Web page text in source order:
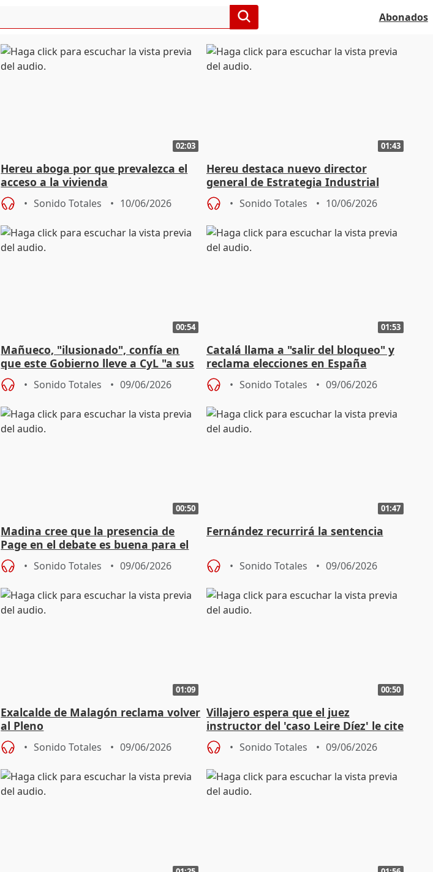
Abonados
02:03
Hereu aboga por que prevalezca el
acceso a la vivienda
Sonido Totales 10/06/2026
01:43
Hereu destaca nuevo director
general de Estrategia Industrial
Sonido Totales 10/06/2026
00:54
Mañueco, "ilusionado", confía en
que este Gobierno lleve a CyL "a sus
más altas cotas"
Sonido Totales 09/06/2026
01:53
Catalá llama a "salir del bloqueo" y
reclama elecciones en España
Sonido Totales 09/06/2026
00:50
Madina cree que la presencia de
Page en el debate es buena para el
socialismo
Sonido Totales 09/06/2026
01:47
Fernández recurrirá la sentencia
Sonido Totales 09/06/2026
01:09
Exalcalde de Malagón reclama volver
al Pleno
Sonido Totales 09/06/2026
00:50
Villajero espera que el juez
instructor del 'caso Leire Díez' le cite
Sonido Totales 09/06/2026